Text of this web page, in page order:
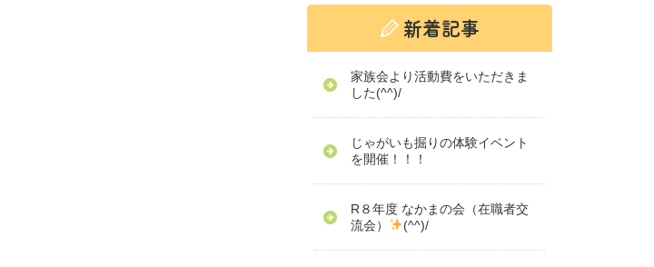
家族会より活動費をいただきま
した(^^)/
じゃがいも掘りの体験イベント
を開催！！！
R８年度 なかまの会（在職者交
流会）
(^^)/